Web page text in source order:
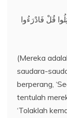
قُلْ فَادْرَءُوا
(Mereka
saudara-
berperang,
tentulah
‘Tolaklah